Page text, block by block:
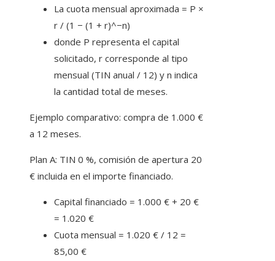
La cuota mensual aproximada = P ×
r / (1 − (1 + r)^−n)
donde P representa el capital
solicitado, r corresponde al tipo
mensual (TIN anual / 12) y n indica
la cantidad total de meses.
Ejemplo comparativo: compra de 1.000 €
a 12 meses.
Plan A: TIN 0 %, comisión de apertura 20
€ incluida en el importe financiado.
Capital financiado = 1.000 € + 20 €
= 1.020 €
Cuota mensual = 1.020 € / 12 =
85,00 €